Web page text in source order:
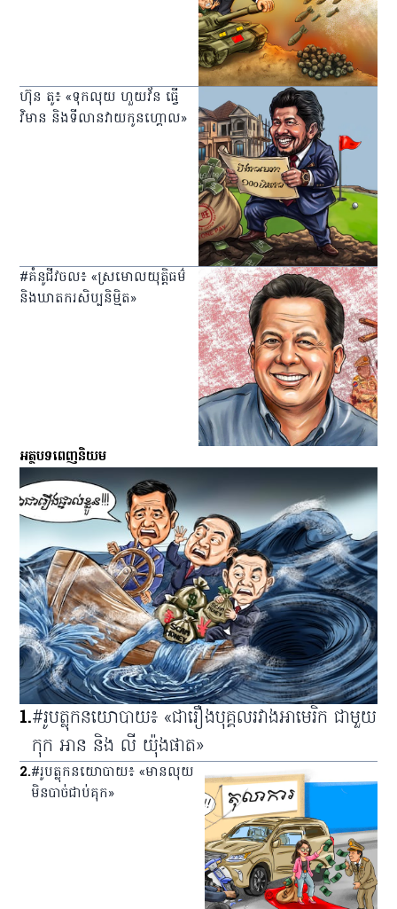
ហ៊ុន តូ៖​ «ទុកលុយ ហួយវ័ន ធ្វើ
វិមាន និងទីលានវាយកូនហ្គោល»
#គំនូជីវចល៖ «ស្រមោលយុត្តិធម៌
និងឃាតករសិប្បនិម្មិត»
អត្ថបទពេញនិយម
1.#រូបត្លុកនយោបាយ៖ «ជារឿងបុគ្គលរវាងអាមេរិក ជាមួយ
កុក អាន និង លី យ៉ុងផាត»
2.#រូបត្លុកនយោបាយ៖ «មានលុយ
មិនបាច់ជាប់គុក»